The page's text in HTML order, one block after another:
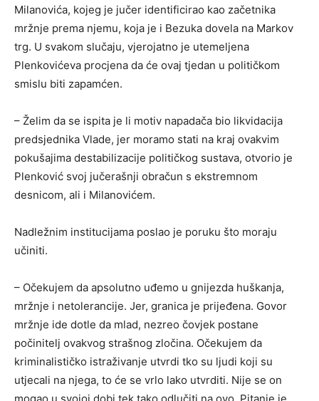
Milanovića, kojeg je jučer identificirao kao začetnika
mržnje prema njemu, koja je i Bezuka dovela na Markov
trg. U svakom slučaju, vjerojatno je utemeljena
Plenkovićeva procjena da će ovaj tjedan u političkom
smislu biti zapamćen.
– Želim da se ispita je li motiv napadača bio likvidacija
predsjednika Vlade, jer moramo stati na kraj ovakvim
pokušajima destabilizacije političkog sustava, otvorio je
Plenković svoj jučerašnji obračun s ekstremnom
desnicom, ali i Milanovićem.
Nadležnim institucijama poslao je poruku što moraju
učiniti.
– Očekujem da apsolutno uđemo u gnijezda huškanja,
mržnje i netolerancije. Jer, granica je prijeđena. Govor
mržnje ide dotle da mlad, nezreo čovjek postane
počinitelj ovakvog strašnog zločina. Očekujem da
kriminalističko istraživanje utvrdi tko su ljudi koji su
utjecali na njega, to će se vrlo lako utvrditi. Nije se on